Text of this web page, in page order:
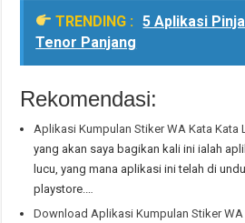
TRENDING :
5 Aplikasi
Tenor Panjang
Rekomendasi:
Aplikasi Kumpulan Stiker WA Kata Kata
yang akan saya bagikan kali ini ialah
lucu, yang mana aplikasi ini telah di
playstore.…
Download Aplikasi Kumpulan Stiker WA